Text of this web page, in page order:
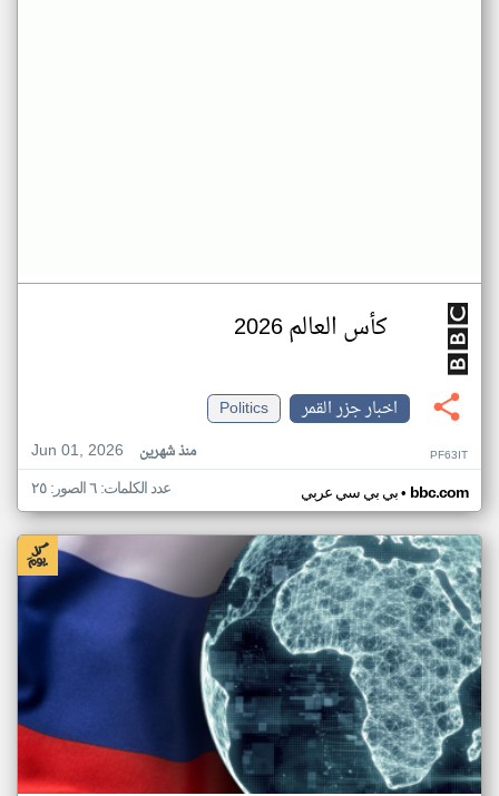
كأس العالم 2026
اخبار جزر القمر
Politics
Jun 01, 2026
منذ شهرين PF63IT
بي بي سي عربي• bbc.com عدد الكلمات: ٦ الصور: ٢٥